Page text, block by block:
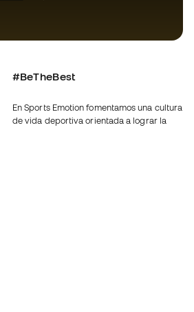
#BeTheBest
En Sports Emotion fomentamos una cultura
de vida deportiva orientada a lograr la